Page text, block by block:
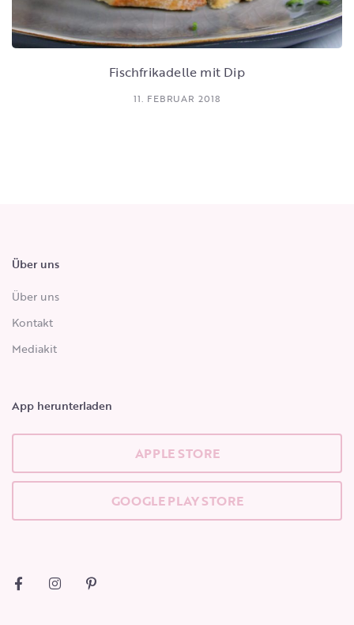
Fischfrikadelle mit Dip
11. FEBRUAR 2018
Über uns
Über uns
Kontakt
Mediakit
App herunterladen
APPLE STORE
GOOGLE PLAY STORE